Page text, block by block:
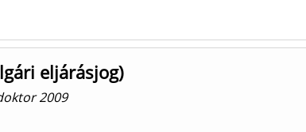
eljárásjog)
2009